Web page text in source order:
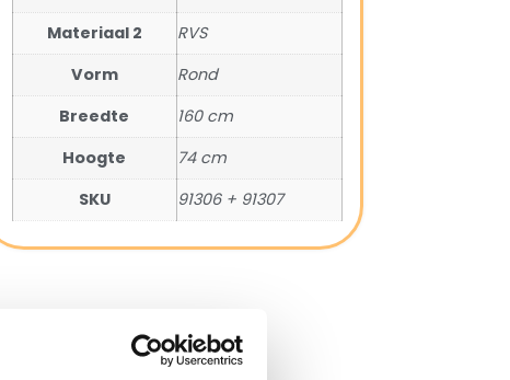
Materiaal 2
RVS
Vorm
Rond
Breedte
160 cm
Hoogte
74 cm
SKU
91306 + 91307